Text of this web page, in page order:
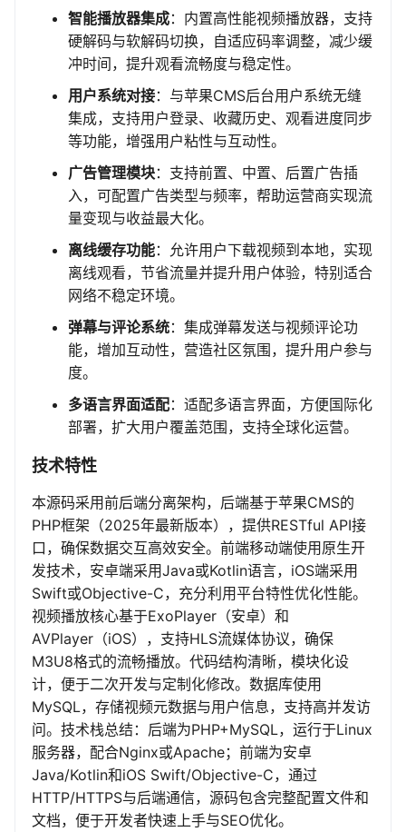
智能播放器集成：内置高性能视频播放器，支持
硬解码与软解码切换，自适应码率调整，减少缓
冲时间，提升观看流畅度与稳定性。
用户系统对接：与苹果CMS后台用户系统无缝
集成，支持用户登录、收藏历史、观看进度同步
等功能，增强用户粘性与互动性。
广告管理模块：支持前置、中置、后置广告插
入，可配置广告类型与频率，帮助运营商实现流
量变现与收益最大化。
离线缓存功能：允许用户下载视频到本地，实现
离线观看，节省流量并提升用户体验，特别适合
网络不稳定环境。
弹幕与评论系统：集成弹幕发送与视频评论功
能，增加互动性，营造社区氛围，提升用户参与
度。
多语言界面适配：适配多语言界面，方便国际化
部署，扩大用户覆盖范围，支持全球化运营。
技术特性
本源码采用前后端分离架构，后端基于苹果CMS的
PHP框架（2025年最新版本），提供RESTful API接
口，确保数据交互高效安全。前端移动端使用原生开
发技术，安卓端采用Java或Kotlin语言，iOS端采用
Swift或Objective-C，充分利用平台特性优化性能。
视频播放核心基于ExoPlayer（安卓）和
AVPlayer（iOS），支持HLS流媒体协议，确保
M3U8格式的流畅播放。代码结构清晰，模块化设
计，便于二次开发与定制化修改。数据库使用
MySQL，存储视频元数据与用户信息，支持高并发访
问。技术栈总结：后端为PHP+MySQL，运行于Linux
服务器，配合Nginx或Apache；前端为安卓
Java/Kotlin和iOS Swift/Objective-C，通过
HTTP/HTTPS与后端通信，源码包含完整配置文件和
文档，便于开发者快速上手与SEO优化。